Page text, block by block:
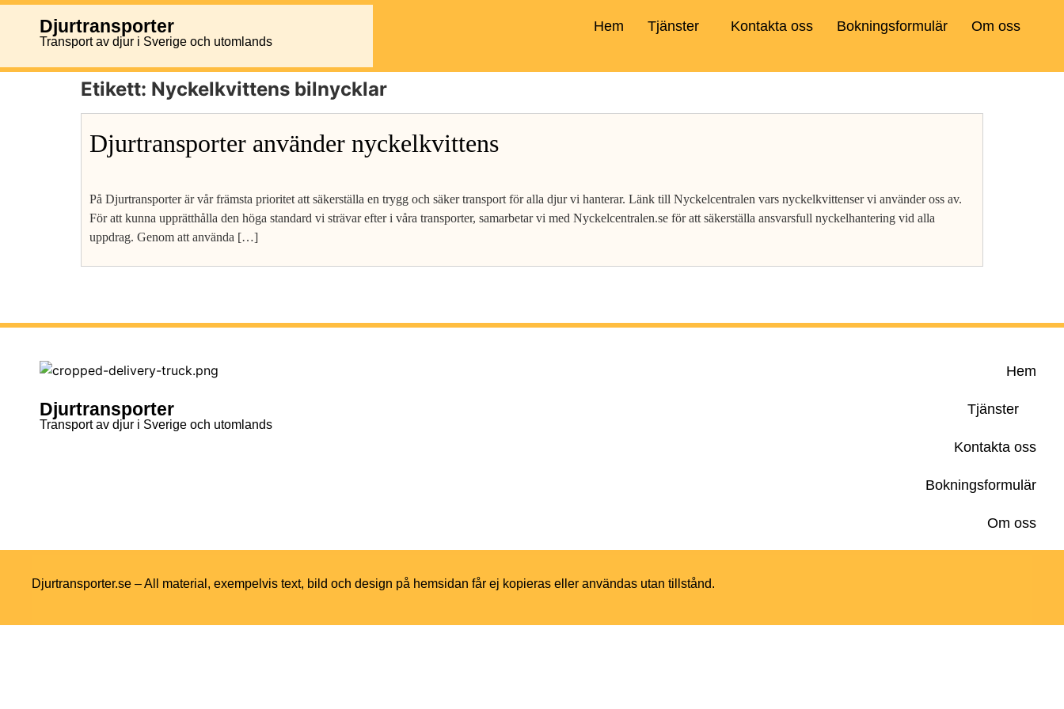
Djurtransporter
Transport av djur i Sverige och utomlands
Hem Tjänster Kontakta oss Bokningsformulär Om oss
Etikett: Nyckelkvittens bilnycklar
Djurtransporter använder nyckelkvittens
På Djurtransporter är vår främsta prioritet att säkerställa en trygg och säker transport för alla djur vi hanterar. Länk till Nyckelcentralen vars nyckelkvittenser vi använder oss av.
För att kunna upprätthålla den höga standard vi strävar efter i våra transporter, samarbetar vi med Nyckelcentralen.se för att säkerställa ansvarsfull nyckelhantering vid alla
uppdrag. Genom att använda […]
Djurtransporter
Transport av djur i Sverige och utomlands
Hem
Tjänster
Kontakta oss
Bokningsformulär
Om oss
Djurtransporter.se – All material, exempelvis text, bild och design på hemsidan får ej kopieras eller användas utan tillstånd.